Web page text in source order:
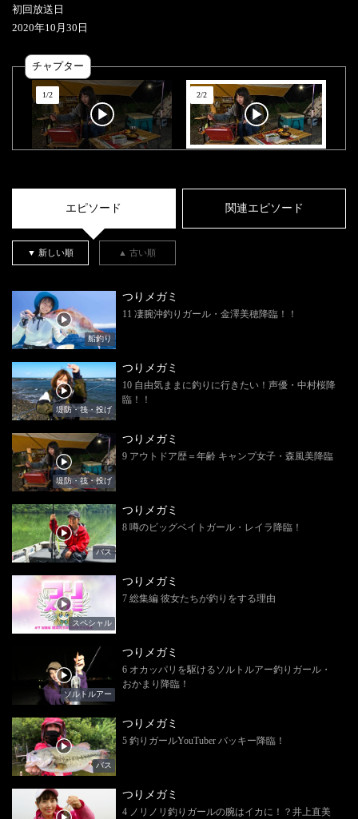
初回放送日
2020年10 月 30 日
チャプター
1/2 2/2
エピソード 関連エピソード
▼ 新しい順 ▲ 古い順
船釣り
つりメガミ
11 凄腕沖釣りガール・金澤美穂降臨！！
堤防・筏・投げ
つりメガミ
10 自由気ままに釣りに行きたい！声優・中村桜降
臨！！
堤防・筏・投げ
つりメガミ
9 アウトドア歴＝年齢 キャンプ女子・森風美降臨
バス
つりメガミ
8 噂のビッグベイトガール・レイラ降臨！
スペシャル
つりメガミ
7 総集編 彼女たちが釣りをする理由
ソルトルアー
つりメガミ
6 オカッパリを駆けるソルトルアー釣りガール・
おかまり降臨！
バス
つりメガミ
5 釣りガールYouTuber バッキー降臨！
つりメガミ
4 ノリノリ釣りガールの腕はイカに！？井上直美